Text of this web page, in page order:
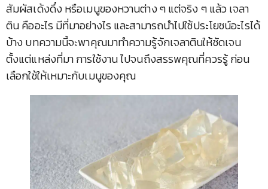
สัมผัสเด้งดึ๋ง หรือเมนูของหวานต่าง ๆ แต่จริง ๆ แล้ว เจลา
ติน คืออะไร มีที่มาอย่างไร และสามารถนำไปใช้ประโยชน์อะไรได้
บ้าง บทความนี้จะพาคุณมาทำความรู้จักเจลาตินให้ชัดเจน
ตั้งแต่แหล่งที่มา การใช้งาน ไปจนถึงสรรพคุณที่ควรรู้ ก่อน
เลือกใช้ให้เหมาะกับเมนูของคุณ